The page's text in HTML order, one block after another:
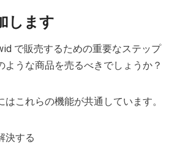
します
で販売するための重要なステップ
ような商品を売るべきでしょうか？
これらの機能が共通しています。
決する